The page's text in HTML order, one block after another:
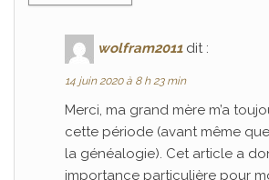
wolfram2011 dit :
14 juin 2020 à 8 h 23 min
Merci, ma grand mère m’a
cette période (avant même que
la généalogie). Cet article a
importance particulière pour